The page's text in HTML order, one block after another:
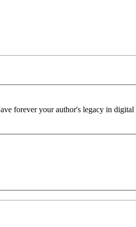
forever your author's legacy in digital